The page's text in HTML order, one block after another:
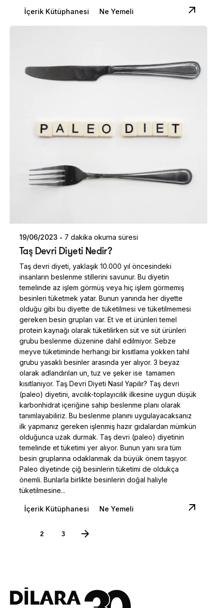
İçerik Kütüphanesi Ne Yemeli
19/06/2023 7 dakika okuma süresi
Taş Devri Diyeti Nedir?
Taş devri diyeti, yaklaşık 10.000 yıl öncesindeki
insanların beslenme stillerini savunur. Bu diyetin
temelinde az işlem görmüş veya hiç işlem görmemiş
besinleri tüketmek yatar. Bunun yanında her diyette
olduğu gibi bu diyette de tüketilmesi ve tüketilmemesi
gereken besin grupları var. Et ve et ürünleri temel
protein kaynağı olarak tüketilirken süt ve süt ürünleri
grubu beslenme düzenine dahil edilmiyor. Sebze
meyve tüketiminde herhangi bir kısıtlama yokken tahıl
grubu yasaklı besinler arasında yer alıyor. 3 beyaz
olarak adlandırılan un, tuz ve şeker ise tamamen
kısıtlanıyor. Taş Devri Diyeti Nasıl Yapılır? Taş devri
(paleo) diyetini, avcılık-toplayıcılık ilkesine uygun düşük
karbonhidrat içeriğine sahip beslenme planı olarak
tanımlayabiliriz. Bu beslenme planını uygulayacaksanız
ilk yapmanız gereken işlenmiş hazır gıdalardan mümkün
olduğunca uzak durmak. Taş devri (paleo) diyetinin
temelinde et tüketimi yer alıyor. Bunun yanı sıra tüm
besin gruplarına odaklanmak da büyük önem taşıyor.
Paleo diyetinde çiğ besinlerin tüketimi de oldukça
önemli. Bunlarla birlikte besinlerin doğal haliyle
tüketilmesine...
İçerik Kütüphanesi Ne Yemeli
2 3